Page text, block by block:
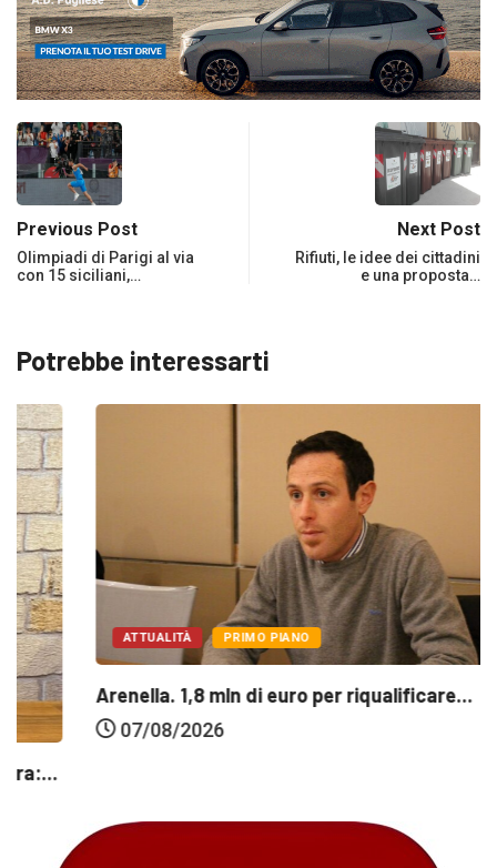
Previous Post
Olimpiadi di Parigi al via
con 15 siciliani,…
Next Post
Rifiuti, le idee dei cittadini
e una proposta…
Potrebbe interessarti
ATTUALITÀ PRIMO PIANO
Arenella. 1,8 mln di euro per riqualificare...
07/08/2026